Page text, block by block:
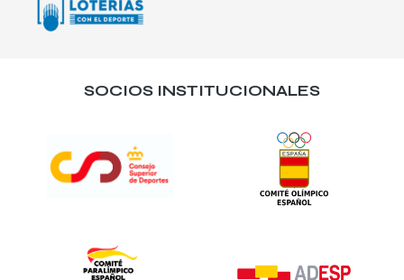
SOCIOS INSTITUCIONALES